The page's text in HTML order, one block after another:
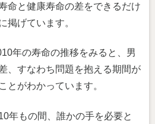
命と健康寿命の差をできるだけ
掲げています。
年の寿命の推移をみると、男
、すなわち問題を抱える期間が
とがわかっています。
年もの間、誰かの手を必要と